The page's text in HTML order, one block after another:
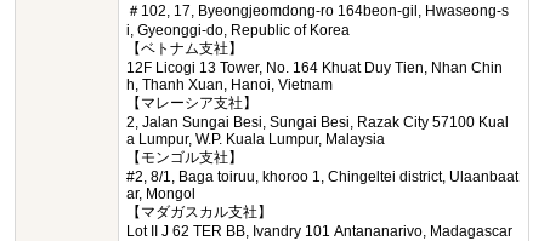
＃102, 17, Byeongjeomdong-ro 164beon-gil, Hwaseong-s
i, Gyeonggi-do, Republic of Korea
【ベトナム支社】
12F Licogi 13 Tower, No. 164 Khuat Duy Tien, Nhan Chin
h, Thanh Xuan, Hanoi, Vietnam
【マレーシア支社】
2, Jalan Sungai Besi, Sungai Besi, Razak City 57100 Kual
a Lumpur, W.P. Kuala Lumpur, Malaysia
【モンゴル支社】
#2, 8/1, Baga toiruu, khoroo 1, Chingeltei district, Ulaanbaat
ar, Mongol
【マダガスカル支社】
Lot II J 62 TER BB, Ivandry 101 Antananarivo, Madagascar